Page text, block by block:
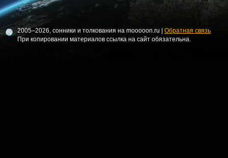
2005–2026, сонники и толкования на mooooon.ru | Обратная связь
При копировании материалов ссылка на сайт обязательна.